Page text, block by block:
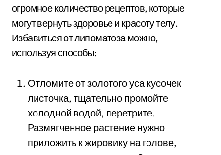
огромное количество рецептов, которые
могут вернуть здоровье и красоту телу.
Избавиться от липоматоза можно,
используя способы:
Отломите от золотого уса кусочек
листочка, тщательно промойте
холодной водой, перетрите.
Размягченное растение нужно
приложить к жировику на голове,